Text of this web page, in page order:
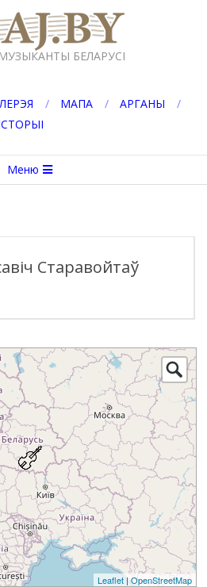
БЕЛАРУСІ
МАПА
АРГАНЫ
Меню
Старавойтаў
Leaflet |OpenStreetMap